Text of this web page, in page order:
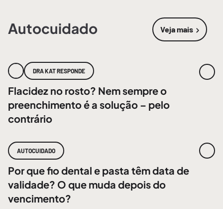
Autocuidado Veja mais
sobre
DRA KAT RESPONDE
Flacidez no rosto? Nem sempre o
preenchimento é a solução – pelo
contrário
AUTOCUIDADO
Por que fio dental e pasta têm data de
validade? O que muda depois do
vencimento?